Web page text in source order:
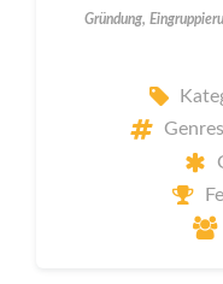
Gründung,